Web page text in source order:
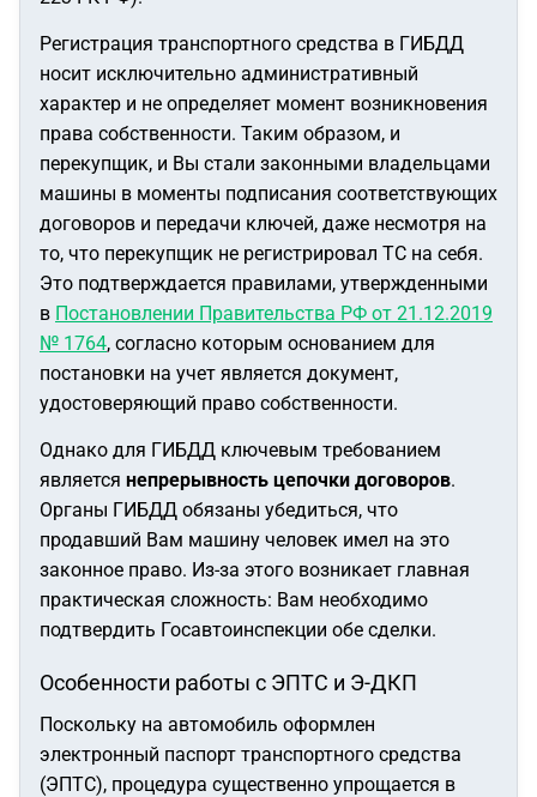
Регистрация транспортного средства в ГИБДД
носит исключительно административный
характер и не определяет момент возникновения
права собственности. Таким образом, и
перекупщик, и Вы стали законными владельцами
машины в моменты подписания соответствующих
договоров и передачи ключей, даже несмотря на
то, что перекупщик не регистрировал ТС на себя.
Это подтверждается правилами, утвержденными
в Постановлении Правительства РФ от 21.12.2019
№ 1764, согласно которым основанием для
постановки на учет является документ,
удостоверяющий право собственности.
Однако для ГИБДД ключевым требованием
является непрерывность цепочки договоров.
Органы ГИБДД обязаны убедиться, что
продавший Вам машину человек имел на это
законное право. Из-за этого возникает главная
практическая сложность: Вам необходимо
подтвердить Госавтоинспекции обе сделки.
Особенности работы с ЭПТС и Э-ДКП
Поскольку на автомобиль оформлен
электронный паспорт транспортного средства
(ЭПТС), процедура существенно упрощается в